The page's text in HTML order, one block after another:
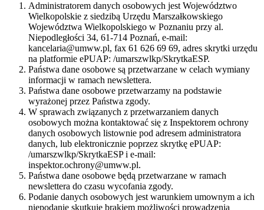
Administratorem danych osobowych jest Województwo
Wielkopolskie z siedzibą Urzędu Marszałkowskiego
Województwa Wielkopolskiego w Poznaniu przy al.
Niepodległości 34, 61-714 Poznań, e-mail:
kancelaria@umww.pl, fax 61 626 69 69, adres skrytki urzędu
na platformie ePUAP: /umarszwlkp/SkrytkaESP.
Państwa dane osobowe są przetwarzane w celach wymiany
informacji w ramach newslettera.
Państwa dane osobowe przetwarzamy na podstawie
wyrażonej przez Państwa zgody.
W sprawach związanych z przetwarzaniem danych
osobowych można kontaktować się z Inspektorem ochrony
danych osobowych listownie pod adresem administratora
danych, lub elektronicznie poprzez skrytkę ePUAP:
/umarszwlkp/SkrytkaESP i e-mail:
inspektor.ochrony@umww.pl.
Państwa dane osobowe będą przetwarzane w ramach
newslettera do czasu wycofania zgody.
Podanie danych osobowych jest warunkiem umownym a ich
niepodanie skutkuje brakiem możliwości prowadzenia